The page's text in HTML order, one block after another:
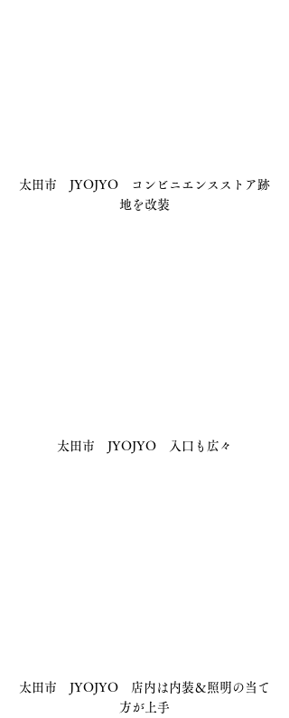
太田市　JYOJYO　コンビニエンスストア跡
地を改装
太田市　JYOJYO　入口も広々
太田市　JYOJYO　店内は内装＆照明の当て
方が上手